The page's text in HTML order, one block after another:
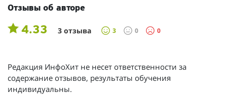
Отзывы об авторе
4.33 3 отзыва 3 0 0
Редакция ИнфоХит не несет ответственности за
содержание отзывов, результаты обучения
индивидуальны.